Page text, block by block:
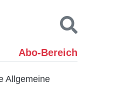
Abo-Bereich
Kontakt